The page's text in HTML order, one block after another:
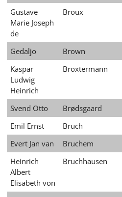
Gustave
Marie Joseph
de
Broux
Gedaljo Brown
Kaspar
Ludwig
Heinrich
Broxtermann
Svend Otto Brødsgaard
Emil Ernst
Bruch
Evert Jan van
Bruchem
Heinrich
Albert
Elisabeth von
Bruchhausen